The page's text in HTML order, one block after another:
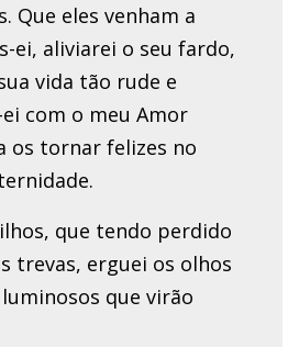
Que eles venham a
ei, aliviarei o seu fardo,
vida tão rude e
com o meu Amor
os tornar felizes no
que tendo perdido
trevas, erguei os olhos
que virão